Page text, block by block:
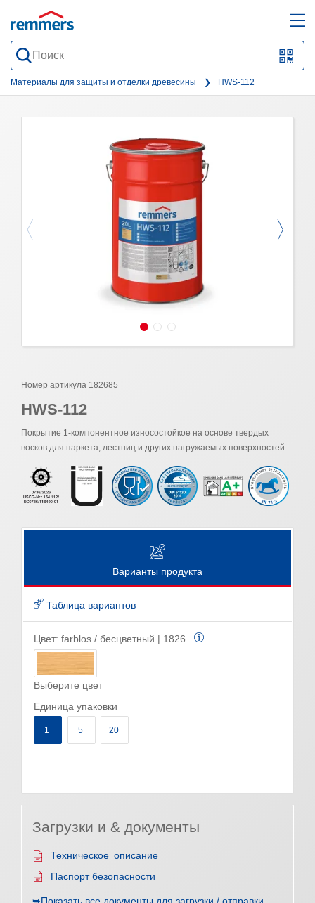
QR-
form
Материалы для защиты и отделки древесины HWS-112
Номер артикула 182685
HWS-112
Покрытие 1-компонентное износостойкое на основе твердых
восков для паркета, лестниц и других нагружаемых поверхностей
Варианты продукта
Таблица вариантов
Цвет: farblos / бесцветный | 1826
Выберите цвет
Единица упаковки
1 5 20
Загрузки и & документы
Техническое описание
Паспорт безопасности